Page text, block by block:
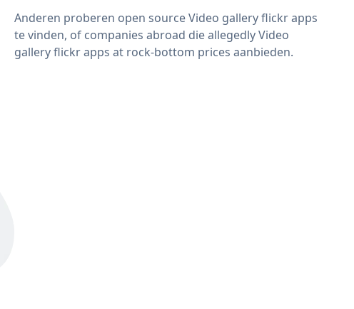
Anderen proberen open source Video gallery flickr apps
te vinden, of companies abroad die allegedly Video
gallery flickr apps at rock-bottom prices aanbieden.